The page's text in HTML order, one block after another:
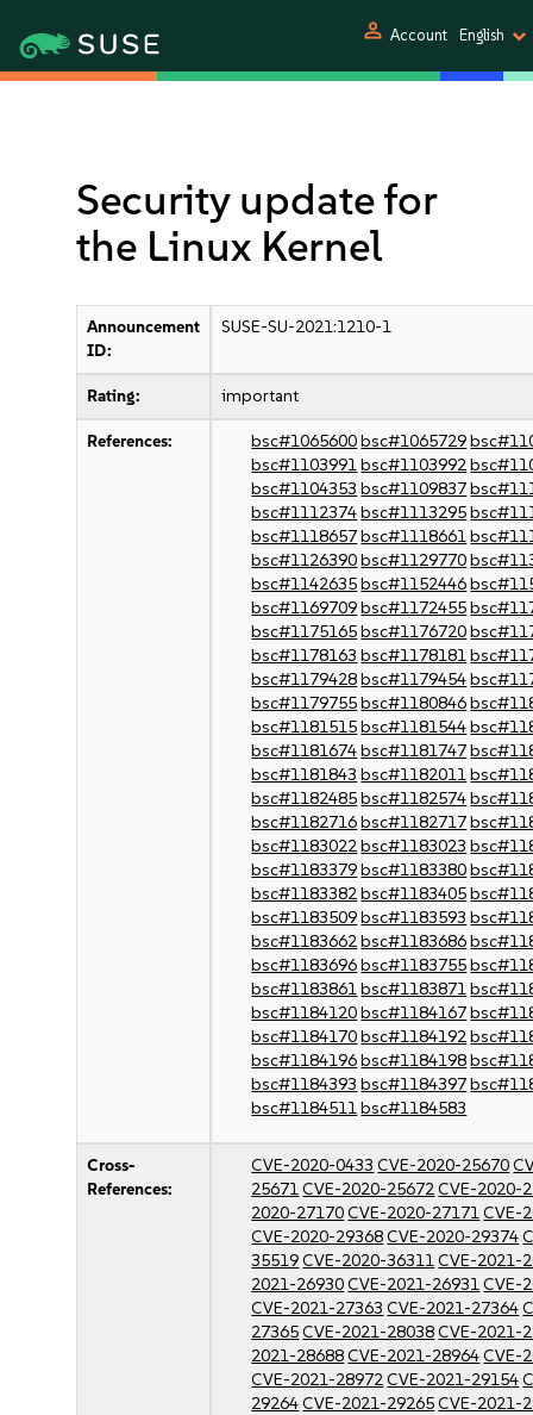
person Account English
Security update for
the Linux Kernel
Announcement
ID:
SUSE-SU-2021:1210-1
Rating: important
References: bsc#1065600bsc#1065729
bsc#1103991bsc#1103992
bsc#1104353 bsc#1109837
bsc#1112374bsc#1113295
bsc#1118657bsc#1118661
bsc#1126390bsc#1129770
bsc#1142635bsc#1152446
bsc#1169709bsc#1172455
bsc#1175165bsc#1176720
bsc#1178163 bsc#1178181
bsc#1179428bsc#1179454
bsc#1179755bsc#1180846
bsc#1181515bsc#1181544
bsc#1181674bsc#1181747
bsc#1181843 bsc#1182011
bsc#1182485bsc#1182574
bsc#1182716bsc#1182717
bsc#1183022bsc#1183023
bsc#1183379bsc#1183380
bsc#1183382bsc#1183405
bsc#1183509bsc#1183593
bsc#1183662bsc#1183686
bsc#1183696bsc#1183755
bsc#1183861bsc#1183871
bsc#1184120bsc#1184167
bsc#1184170bsc#1184192
bsc#1184196bsc#1184198
bsc#1184393 bsc#1184397
bsc#1184511bsc#1184583
Cross-
References:
CVE-2020-0433 CVE-2020-25670
25671CVE-2020-25672CVE-2020-
2020-27170CVE-2020-27171CVE-
CVE-2020-29368CVE-2020-29374
35519CVE-2020-36311CVE-2021-
2021-26930CVE-2021-26931CVE-
CVE-2021-27363 CVE-2021-27364
27365CVE-2021-28038CVE-2021-
2021-28688CVE-2021-28964CVE-
CVE-2021-28972CVE-2021-29154
29264CVE-2021-29265CVE-2021-